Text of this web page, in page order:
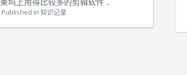
Published in知识记录